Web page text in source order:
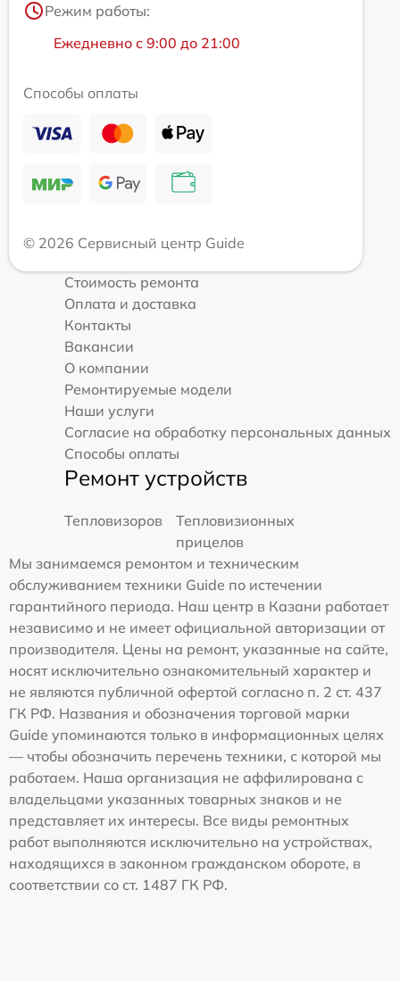
Режим работы:
Ежедневно с 9:00 до 21:00
Способы оплаты
© 2026 Сервисный центр Guide
Стоимость ремонта
Оплата и доставка
Контакты
Вакансии
О компании
Ремонтируемые модели
Наши услуги
Согласие на обработку персональных данных
Способы оплаты
Ремонт устройств
Тепловизоров
Тепловизионных
прицелов
Мы занимаемся ремонтом и техническим
обслуживанием техники Guide по истечении
гарантийного периода. Наш центр в Казани работает
независимо и не имеет официальной авторизации от
производителя. Цены на ремонт, указанные на сайте,
носят исключительно ознакомительный характер и
не являются публичной офертой согласно п. 2 ст. 437
ГК РФ. Названия и обозначения торговой марки
Guide упоминаются только в информационных целях
— чтобы обозначить перечень техники, с которой мы
работаем. Наша организация не аффилирована с
владельцами указанных товарных знаков и не
представляет их интересы. Все виды ремонтных
работ выполняются исключительно на устройствах,
находящихся в законном гражданском обороте, в
соответствии со ст. 1487 ГК РФ.